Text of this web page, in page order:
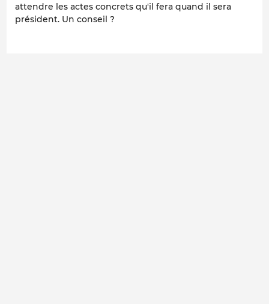
attendre les actes concrets qu'il fera quand il sera
président. Un conseil ?